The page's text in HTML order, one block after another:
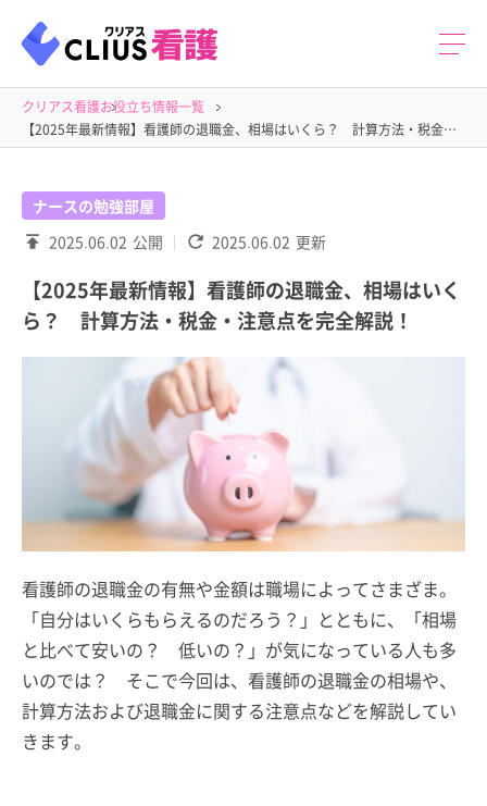
クリアス看護お役立ち情報一覧
【2025年最新情報】看護師の退職金、相場はいくら？ 計算方法・税金・注意点を完全解説！
ナースの勉強部屋
2025.06.02 公開 2025.06.02 更新
【2025年最新情報】看護師の退職金、相場はいく
ら？ 計算方法・税金・注意点を完全解説！
看護師の退職金の有無や金額は職場によってさまざま。
「自分はいくらもらえるのだろう？」とともに、「相場
と比べて安いの？ 低いの？」が気になっている人も多
いのでは？ そこで今回は、看護師の退職金の相場や、
計算方法および退職金に関する注意点などを解説してい
きます。